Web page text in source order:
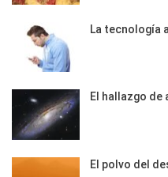
La tecnología
El hallazgo de
El polvo del